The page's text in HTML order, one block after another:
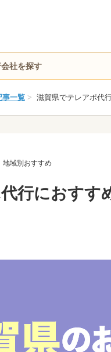
社を探す
事一覧 > 滋賀県でテレアポ代
地域別おすすめ
行におすす